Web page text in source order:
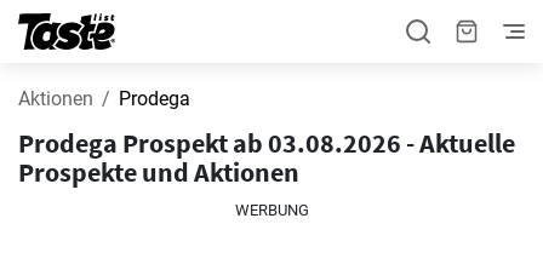
Aktionen Prodega
Prodega Prospekt ab 03.08.2026 - Aktuelle
Prospekte und Aktionen
WERBUNG